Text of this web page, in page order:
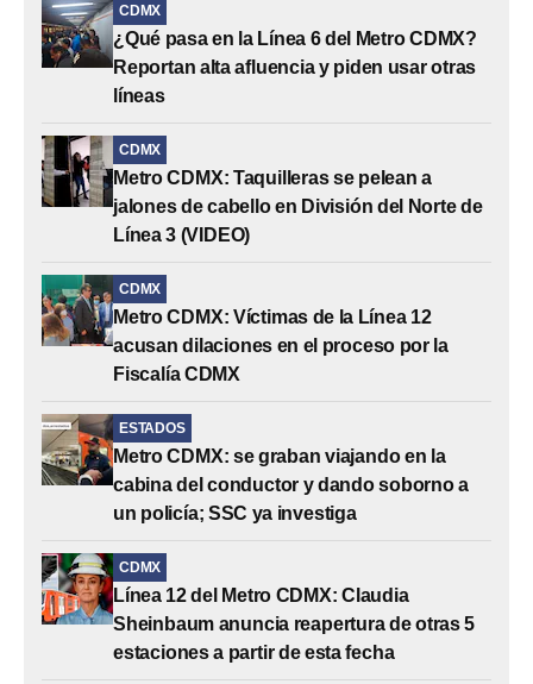
CDMX
¿Qué pasa en la Línea 6 del Metro CDMX?
Reportan alta afluencia y piden usar otras
líneas
CDMX
Metro CDMX: Taquilleras se pelean a
jalones de cabello en División del Norte de
Línea 3 (VIDEO)
CDMX
Metro CDMX: Víctimas de la Línea 12
acusan dilaciones en el proceso por la
Fiscalía CDMX
ESTADOS
Metro CDMX: se graban viajando en la
cabina del conductor y dando soborno a
un policía; SSC ya investiga
CDMX
Línea 12 del Metro CDMX: Claudia
Sheinbaum anuncia reapertura de otras 5
estaciones a partir de esta fecha